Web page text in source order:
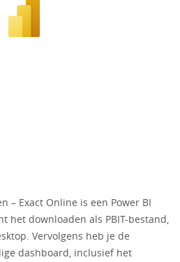
– Exact Online is een Power BI
het downloaden als PBIT-bestand,
Vervolgens heb je de
dashboard, inclusief het